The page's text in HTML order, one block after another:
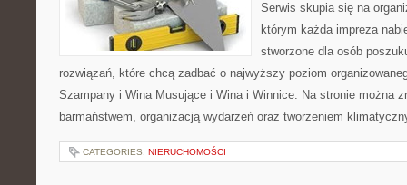
Serwis skupia się na
którym każda impreza
stworzone dla osób
rozwiązań, które chcą zadbać o najwyższy poziom
Szampany i Wina Musujące i Wina i Winnice. Na stronie można
barmaństwem, organizacją wydarzeń oraz tworzeniem
CATEGORIES: NIERUCHOMOŚCI